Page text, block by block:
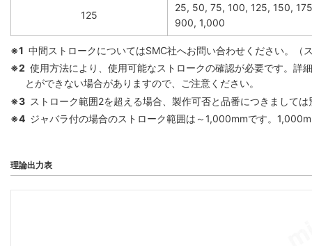
125
25, 50, 75, 100, 125, 150,
900, 1,000
※1 中間ストロークについてはSMC社へお問い合わせください。（
※2 使用方法により、使用可能なストロークの確認が必要です。詳
とができない場合がありますので、ご注意ください。
※3 ストローク範囲2を超える場合、製作可否と品番につきまして
※4 ジャバラ付の場合のストローク範囲は～1,000mmです。
理論出力表